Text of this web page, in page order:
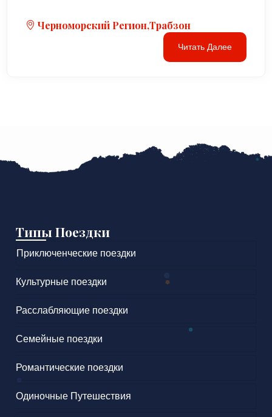
Черноморский Регион,Трабзон
Читать Далее
Типы Поездки
Приключенческие поездки
Культурные поездки
Расслабляющие поездки
Семейные поездки
Романтические поездки
Одиночные Путешествия